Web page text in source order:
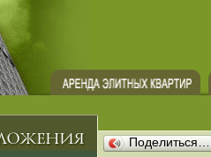
Поделиться…